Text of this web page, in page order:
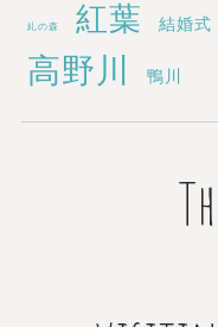
糺の森 紅葉 結婚式
高野川 鴨川